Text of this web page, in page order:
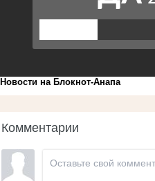
Новости на Блoкнoт-Анапа
Комментарии